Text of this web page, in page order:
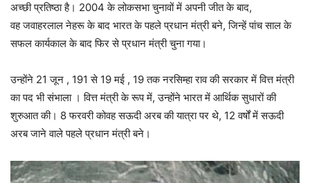
अच्छी प्रतिष्ठा है। 2004 के लोकसभा चुनावों में अपनी जीत के बाद,
वह जवाहरलाल नेहरू के बाद भारत के पहले प्रधान मंत्री बने, जिन्हें पांच साल के
सफल कार्यकाल के बाद फिर से प्रधान मंत्री चुना गया।
उन्होंने 21 जून , 191 से 19 मई , 19 तक नरसिम्हा राव की सरकार में वित्त मंत्री
का पद भी संभाला । वित्त मंत्री के रूप में, उन्होंने भारत में आर्थिक सुधारों की
शुरुआत की। 8 फरवरी कोवह सऊदी अरब की यात्रा पर थे, 12 वर्षों में सऊदी
अरब जाने वाले पहले प्रधान मंत्री बने।